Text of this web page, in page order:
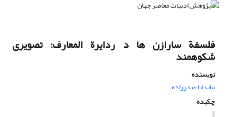
فلسفة سارازن ها د ردایرة المعارف: تصویری
شکوهمند
نویسنده
ماندانا صدرزاده
چکیده